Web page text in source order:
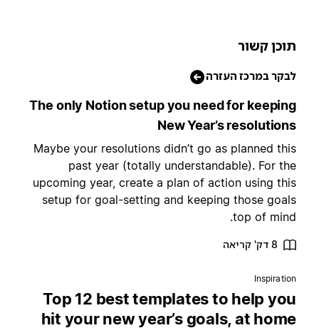
קשור
במרכז העזרה
The only Notion setup you need for
New Year’s
Maybe your resolutions didn’t go as planned
past year (totally understandable). For
upcoming year, create a plan of action using
setup for goal-setting and keeping those
top of
8 דק' קריאה
Top 12 best templates to help
hit your new year’s goals, at